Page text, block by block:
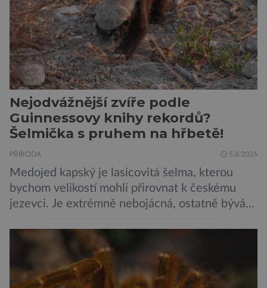
Nejodvážnější zvíře podle
Guinnessovy knihy rekordů?
Šelmička s pruhem na hřbetě!
PŘÍRODA 5.8.2026
Medojed kapský je lasicovitá šelma, kterou
bychom velikostí mohli přirovnat k českému
jezevci. Je extrémně nebojácná, ostatně bývá
této souvislosti je dokonce zapsána do
Guinnessovy knihy rekordů. Navzdory svému
názvu nežije pouze v jižní Africe, ale domovem
je mu valná část černého kontinentu a